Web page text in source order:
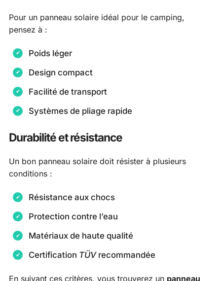
Pour un panneau solaire idéal pour le camping,
pensez à :
Poids léger
Design compact
Facilité de transport
Systèmes de pliage rapide
Durabilité et résistance
Un bon panneau solaire doit résister à plusieurs
conditions :
Résistance aux chocs
Protection contre l’eau
Matériaux de haute qualité
Certification TÜVrecommandée
En suivant ces critères, vous trouverez un panneau